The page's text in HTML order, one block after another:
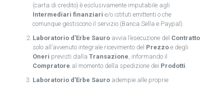
(carta di credito) è esclusivamente imputabile agli
Intermediari finanziari e/o istituti emittenti o che
comunque gestiscono il servizio (Banca Sella e Paypal).
Laboratorio d’Erbe Sauroavvia l’esecuzione del Contratto
solo all’avvenuto integrale ricevimento del Prezzoe degli
Oneri previsti dalla Transazione, informando il
Compratore al momento della spedizione dei Prodotti.
Laboratorio d’Erbe Sauroadempie alle proprie